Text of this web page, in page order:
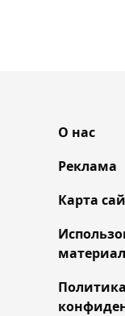
О нас
Реклама
Карта
Политика